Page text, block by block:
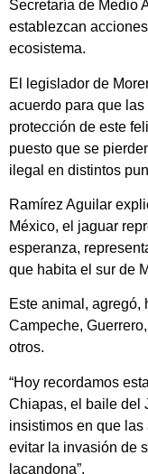
Secretaría de Medio
establezcan
ecosistema.
El legislador de
acuerdo para que
protección de este
puesto que se
ilegal en distintos
Ramírez Aguilar
México, el jaguar
esperanza,
que habita el sur de
Este animal, agregó,
Campeche,
otros.
“Hoy recordamos
Chiapas, el baile del
insistimos en que
evitar la invasión de
lacandona”.